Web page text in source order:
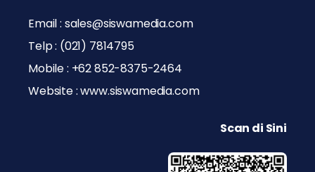
Email : sales@siswamedia.com
Telp : (021) 7814795
Mobile : +62 852-8375-2464
Website : www.siswamedia.com
Scan di Sini